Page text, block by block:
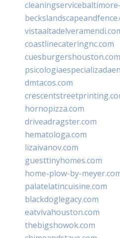
coastlinecateringnc.com
cuesburgershouston.com
dmtacos.com
hornopizza.com
driveadragster.com
hematologa.com
lizaivanov.com
guesttinyhomes.com
home-plow-by-
palatelatincuisine.com
blackdoglegacy.com
eatvivahouston.com
thebigshowok.com